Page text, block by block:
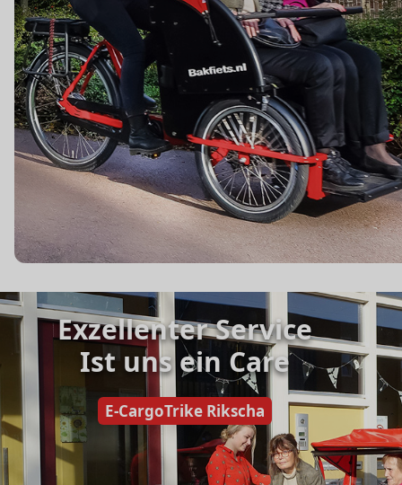
Exzellenter Service
Ist uns ein Care
E-CargoTrike Rikscha